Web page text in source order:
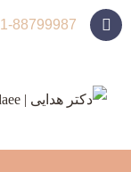
88799987